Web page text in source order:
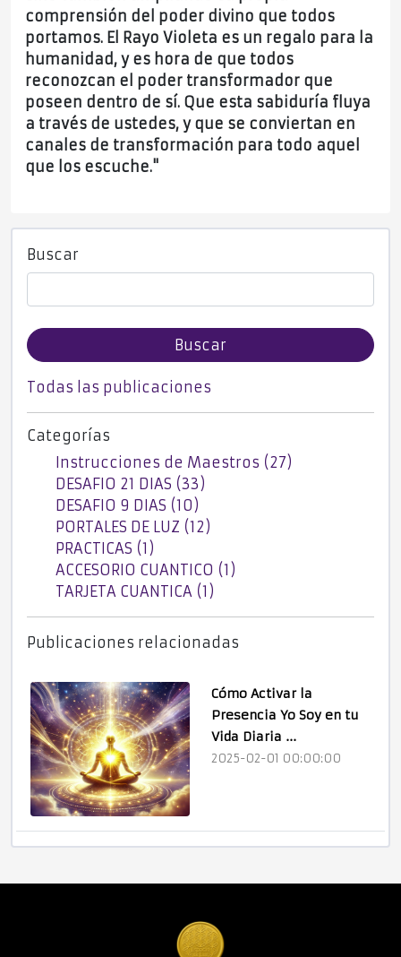
comprensión del poder divino que todos
portamos. El Rayo Violeta es un regalo para la
humanidad, y es hora de que todos
reconozcan el poder transformador que
poseen dentro de sí. Que esta sabiduría fluya
a través de ustedes, y que se conviertan en
canales de transformación para todo aquel
que los escuche."
Buscar
Buscar
Todas las publicaciones
Categorías
Instrucciones de Maestros (27)
DESAFIO 21 DIAS (33)
DESAFIO 9 DIAS (10)
PORTALES DE LUZ (12)
PRACTICAS (1)
ACCESORIO CUANTICO (1)
TARJETA CUANTICA (1)
Publicaciones relacionadas
Cómo Activar la
Presencia Yo Soy en tu
Vida Diaria ...
2025-02-01 00:00:00